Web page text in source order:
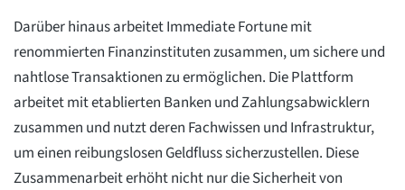
Darüber hinaus arbeitet Immediate Fortune mit
renommierten Finanzinstituten zusammen, um sichere und
nahtlose Transaktionen zu ermöglichen. Die Plattform
arbeitet mit etablierten Banken und Zahlungsabwicklern
zusammen und nutzt deren Fachwissen und Infrastruktur,
um einen reibungslosen Geldfluss sicherzustellen. Diese
Zusammenarbeit erhöht nicht nur die Sicherheit von